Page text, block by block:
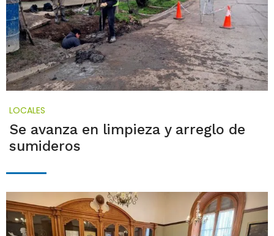
LOCALES
Se avanza en limpieza y arreglo de
sumideros